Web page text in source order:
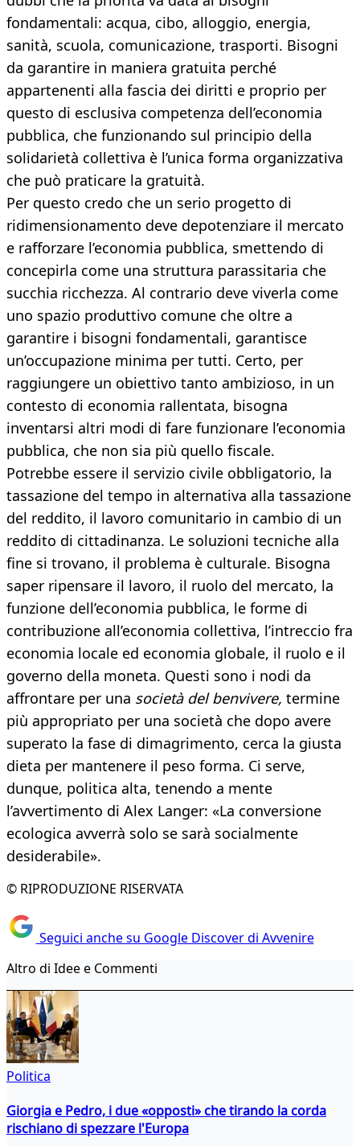
fondamentali: acqua, cibo, alloggio, energia,
sanità, scuola, comunicazione, trasporti. Bisogni
da garantire in maniera gratuita perché
appartenenti alla fascia dei diritti e proprio per
questo di esclusiva competenza dell’economia
pubblica, che funzionando sul principio della
solidarietà collettiva è l’unica forma organizzativa
che può praticare la gratuità.
Per questo credo che un serio progetto di
ridimensionamento deve depotenziare il mercato
e rafforzare l’economia pubblica, smettendo di
concepirla come una struttura parassitaria che
succhia ricchezza. Al contrario deve viverla come
uno spazio produttivo comune che oltre a
garantire i bisogni fondamentali, garantisce
un’occupazione minima per tutti. Certo, per
raggiungere un obiettivo tanto ambizioso, in un
contesto di economia rallentata, bisogna
inventarsi altri modi di fare funzionare l’economia
pubblica, che non sia più quello fiscale.
Potrebbe essere il servizio civile obbligatorio, la
tassazione del tempo in alternativa alla tassazione
del reddito, il lavoro comunitario in cambio di un
reddito di cittadinanza. Le soluzioni tecniche alla
fine si trovano, il problema è culturale. Bisogna
saper ripensare il lavoro, il ruolo del mercato, la
funzione dell’economia pubblica, le forme di
contribuzione all’economia collettiva, l’intreccio fra
economia locale ed economia globale, il ruolo e il
governo della moneta. Questi sono i nodi da
affrontare per una società del benvivere, termine
più appropriato per una società che dopo avere
superato la fase di dimagrimento, cerca la giusta
dieta per mantenere il peso forma. Ci serve,
dunque, politica alta, tenendo a mente
l’avvertimento di Alex Langer: «La conversione
ecologica avverrà solo se sarà socialmente
desiderabile».
© RIPRODUZIONE RISERVATA
Seguici anche su Google Discover di Avvenire
Altro di Idee e Commenti
Politica
Giorgia e Pedro, i due «opposti» che tirando la corda
rischiano di spezzare l'Europa